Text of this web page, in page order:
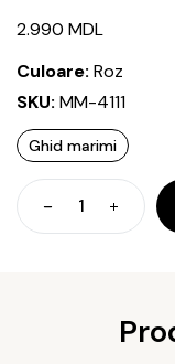
2.990 MDL
Culoare: Roz
SKU: MM-4111
Ghid marimi
Cantitate
Rochie